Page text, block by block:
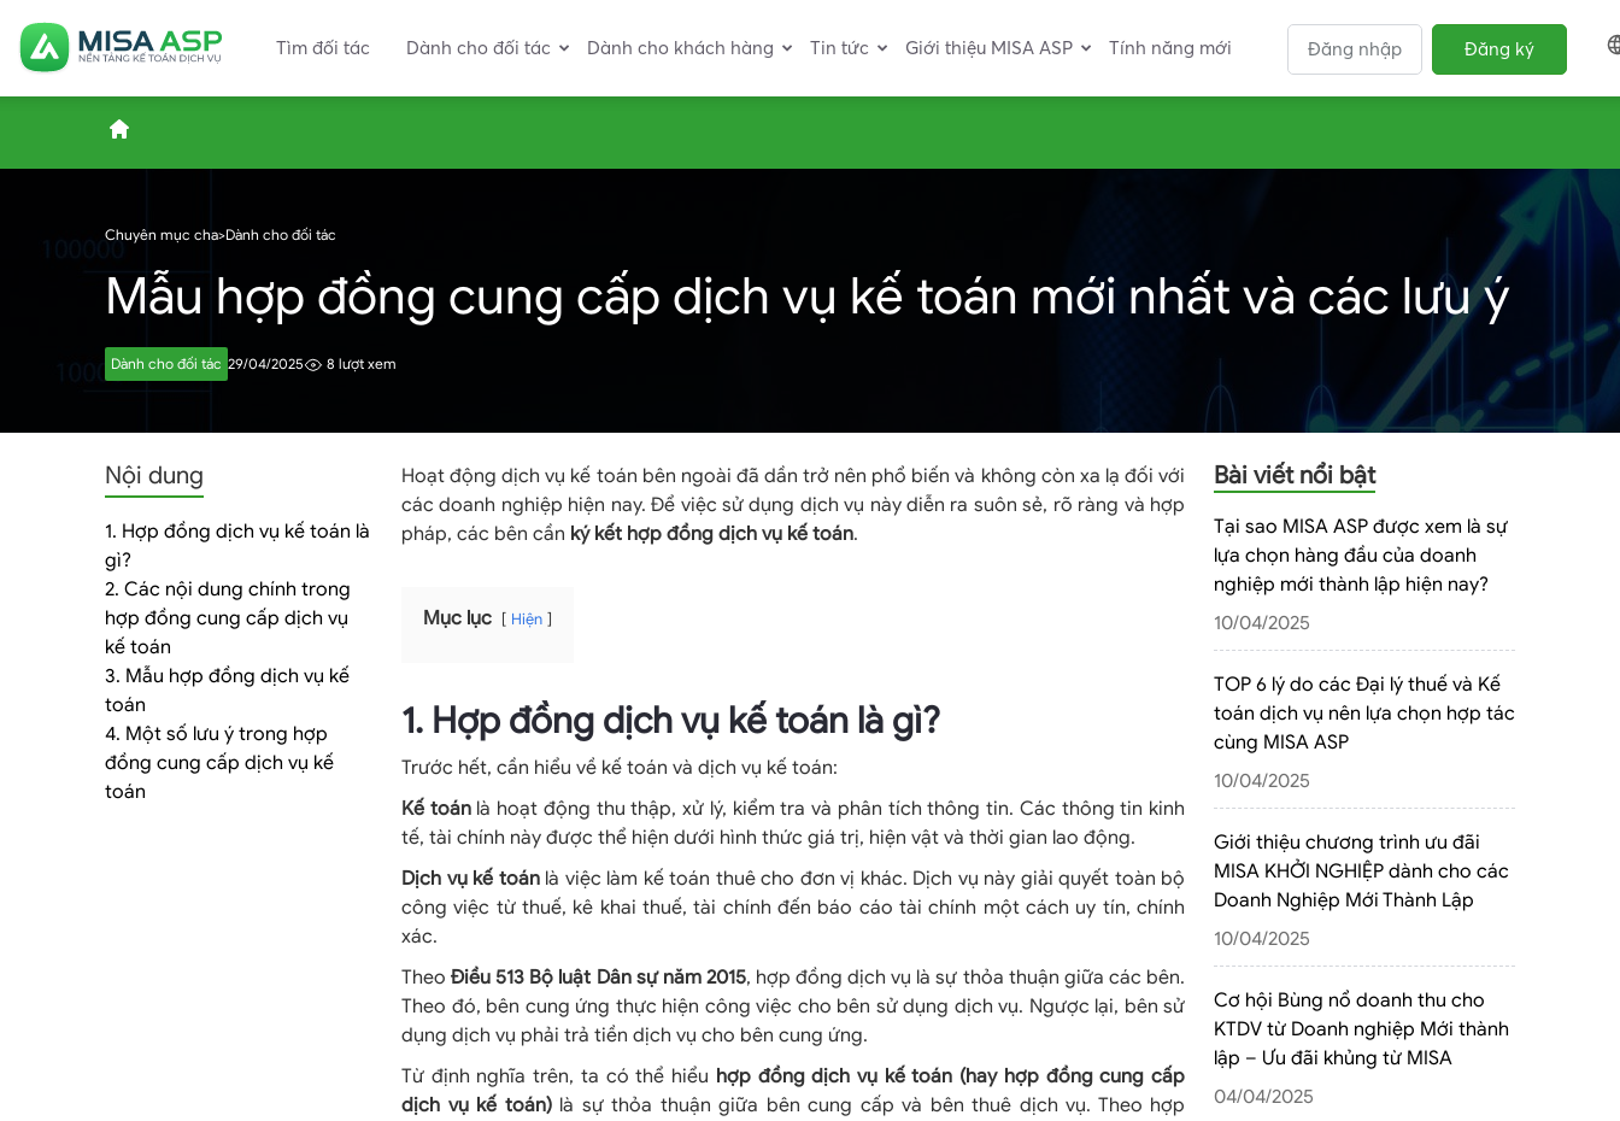
Tìm đối tác Dành cho đối tác Dành cho khách hàng Tin tức Giới thiệu MISA ASP Tính năng mới Đăng nhập Đăng ký
Chuyên mục cha>Dành cho đối tác
Mẫu hợp đồng cung cấp dịch vụ kế toán mới nhất và các lưu ý
Dành cho đối tác 29/04/2025 8 lượt xem
Nội dung
1. Hợp đồng dịch vụ kế toán là
gì?
2. Các nội dung chính trong
hợp đồng cung cấp dịch vụ
kế toán
3. Mẫu hợp đồng dịch vụ kế
toán
4. Một số lưu ý trong hợp
đồng cung cấp dịch vụ kế
toán
Hoạt động dịch vụ kế toán bên ngoài đã dần trở nên phổ biến và không còn xa lạ đối với
các doanh nghiệp hiện nay. Để việc sử dụng dịch vụ này diễn ra suôn sẻ, rõ ràng và hợp
pháp, các bên cần ký kết hợp đồng dịch vụ kế toán.
Mục lục Hiện
1. Hợp đồng dịch vụ kế toán là gì?
Trước hết, cần hiểu về kế toán và dịch vụ kế toán:
Kế toánlà hoạt động thu thập, xử lý, kiểm tra và phân tích thông tin. Các thông tin kinh
tế, tài chính này được thể hiện dưới hình thức giá trị, hiện vật và thời gian lao động.
Dịch vụ kế toánlà việc làm kế toán thuê cho đơn vị khác. Dịch vụ này giải quyết toàn bộ
công việc từ thuế, kê khai thuế, tài chính đến báo cáo tài chính một cách uy tín, chính
xác.
TheoĐiều 513 Bộ luật Dân sự năm 2015, hợp đồng dịch vụ là sự thỏa thuận giữa các bên.
Theo đó, bên cung ứng thực hiện công việc cho bên sử dụng dịch vụ. Ngược lại, bên sử
dụng dịch vụ phải trả tiền dịch vụ cho bên cung ứng.
Từ định nghĩa trên, ta có thể hiểu hợp đồng dịch vụ kế toán (hay hợp đồng cung cấp
dịch vụ kế toán)là sự thỏa thuận giữa bên cung cấp và bên thuê dịch vụ. Theo hợp
Bài viết nổi bật
Tại sao MISA ASP được xem là sự
lựa chọn hàng đầu của doanh
nghiệp mới thành lập hiện nay?
10/04/2025
TOP 6 lý do các Đại lý thuế và Kế
toán dịch vụ nên lựa chọn hợp tác
cùng MISA ASP
10/04/2025
Giới thiệu chương trình ưu đãi
MISA KHỞI NGHIỆP dành cho các
Doanh Nghiệp Mới Thành Lập
10/04/2025
Cơ hội Bùng nổ doanh thu cho
KTDV từ Doanh nghiệp Mới thành
lập – Ưu đãi khủng từ MISA
04/04/2025